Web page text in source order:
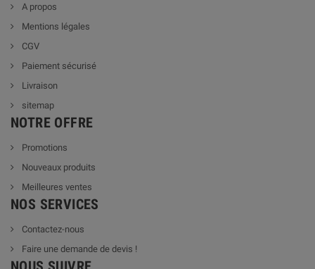
A propos
Mentions légales
CGV
Paiement sécurisé
Livraison
sitemap
NOTRE OFFRE
Promotions
Nouveaux produits
Meilleures ventes
NOS SERVICES
Contactez-nous
Faire une demande de devis !